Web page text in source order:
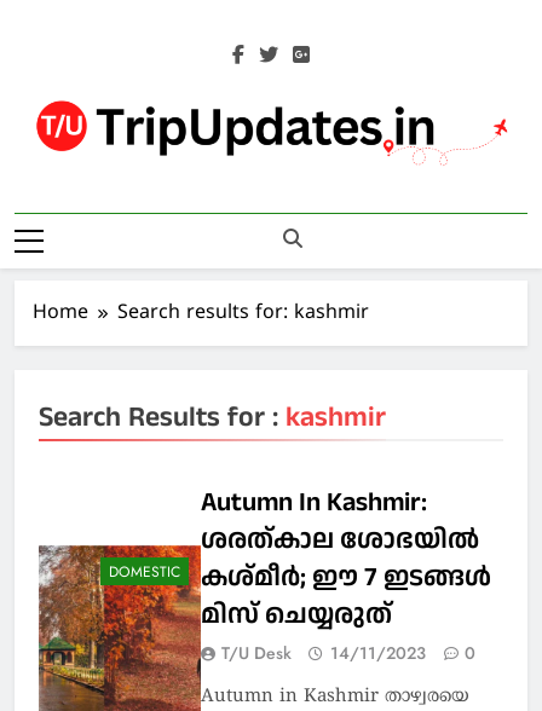
Trip Updates
Home Search results for: kashmir
Search Results for : kashmir
DOMESTIC
Autumn In Kashmir:
ശരത്കാല ശോഭയിൽ
കശ്മീർ; ഈ 7 ഇടങ്ങൾ
മിസ് ചെയ്യരുത്
T/U Desk 14/11/2023 0
Autumn in Kashmir താഴ്വരയെ